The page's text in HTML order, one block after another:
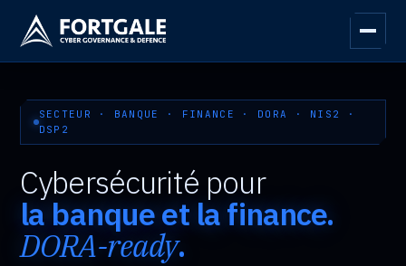
SECTEUR · BANQUE · FINANCE · DORA · NIS2 ·
DSP2
Cybersécurité pour
la banque et la finance.
DORA-ready.